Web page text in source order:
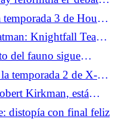
orgánicos de
3 de House
ofrece descanso
Knightfall Team
que rompió el
del fauno sigue
ver
temporada 2 de X-
Kirkman, está
de los cómics
distopía con final feliz